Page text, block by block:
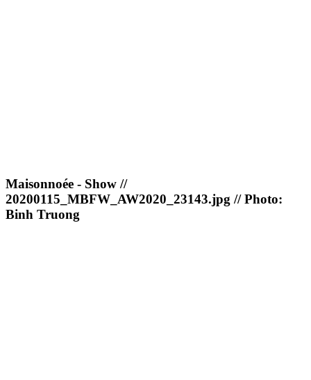
Maisonnoée - Show //
20200115_MBFW_AW2020_23143.jpg // Photo:
Binh Truong